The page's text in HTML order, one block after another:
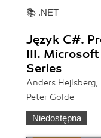
📚 .NET
Język C#.
III.
Series
Anders
Peter Golde
Niedostępna